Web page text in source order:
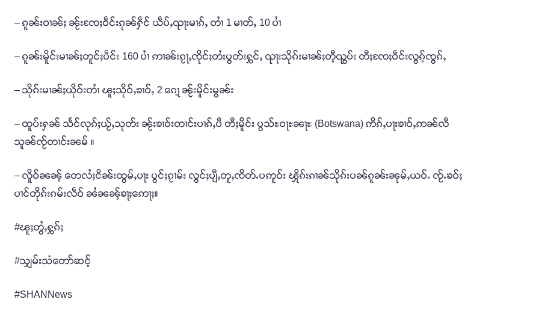
– ၵူၼ်းဝၢၼ်ႈ ၼႂ်းၸႄႈဝဵင်းၵုၼ်ႁဵင် ယဵပ်ႇၺႃးမၢၵ်ႇ တၢႆ 1 မၢတ်ႇ 10 ပၢႆ
– ၵူၼ်းမိူင်းမၢၼ်ႈတူင်ႈပဵင်း 160 ပၢႆ ဢၢၼ်းၵႂႃႇၸိုင်ႈတႆးပွတ်းႁွင်ႇ ၺႃးသိုၵ်းမၢၼ်ႈတီ့ၺွပ်း တီႈၸႄႈဝဵင်းလွၵ့်ၸွၵ်ႇ
– သိုၵ်းမၢၼ်ႈယိုဝ်းတၢႆ ၽူႈသိုဝ်ႇၶၢဝ်ႇ 2 ၵေႃ့ ၼႂ်းမိူင်းမွၼ်း
– ထူပ်းႁၼ် သႅင်လုၵ်ႈယႂ်ႇသုတ်း ၼႂ်းၶၢဝ်းတၢင်းပၢၵ်ႇပီ တီႈမိူင်း ပွသ်ႊဝႃႊၼႃႊ (Botswana) ဢိၵ်ႇပႃးၶၢဝ်ႇဢၼ်လီ
သူၼ်ၸႂ်တၢင်းၼမ် ။
– လိူဝ်ၼၼ့် တေလႆႈငိၼ်းထွမ်ႇပႃး ပွင်ႈၵႂၢမ်း လွင်ႈပျီႇတူႇၸိတ်ႉပဢူဝ်း ၾိုၵ်းၵၢၼ်သိုၵ်းပၼ်ၵူၼ်းၼုမ်ႇယဝ်ႉ ၸႂ်ႉၶဝ်ႈ
ပၢင်တိုၵ်းၵမ်းလဵဝ် ၼႆၼၼ့်ၶႃႈဢေႃႈ။
#ၽူႈတွႆႇႁွၵ်ႈ
#သျှမ်းသံတော်ဆင့်
#SHANNews